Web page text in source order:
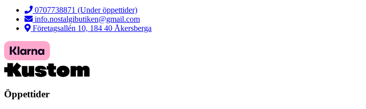
0707738871 (Under öppettider)
info.nostalgibutiken@gmail.com
Företagsallén 10, 184 40 Åkersberga
Öppettider